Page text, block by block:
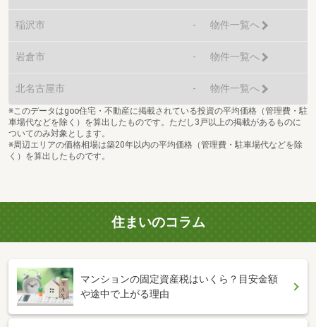
稲沢市 - 物件一覧へ
岩倉市 - 物件一覧へ
北名古屋市 - 物件一覧へ
※このデータはgoo住宅・不動産に掲載されている投資の平均価格（管理費・駐
車場代などを除く）を算出したものです。ただし3戸以上の掲載があるものに
ついてのみ対象とします。
※周辺エリアの価格相場は築20年以内の平均価格（管理費・駐車場代などを除
く）を算出したものです。
住まいのコラム
マンションの固定資産税はいくら？目安金額
や途中で上がる理由